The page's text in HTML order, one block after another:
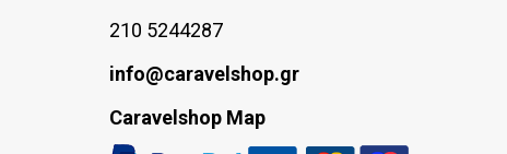
210 5244287
info@caravelshop.gr
Caravelshop Map